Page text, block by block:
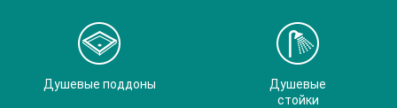
Душевые поддоны
Душевые
стойки